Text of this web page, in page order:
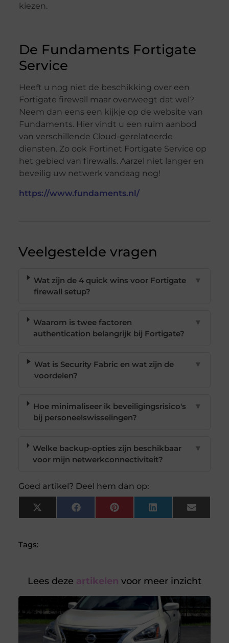
kiezen.
De Fundaments Fortigate
Service
Heeft u nog niet de beschikking over een
Fortigate firewall maar overweegt dat wel?
Neem dan eens een kijkje op de website van
Fundaments. Hier vindt u een ruim aanbod
van verschillende Cloud-gerelateerde
diensten. Zo ook Fortinet Fortigate Service op
het gebied van firewalls. Aarzel niet langer en
beveilig uw netwerk vandaag nog!
https://www.fundaments.nl/
Veelgestelde vragen
Wat zijn de 4 quick wins voor Fortigate
firewall setup?
▼
Waarom is twee factoren
authentication belangrijk bij Fortigate?
▼
Wat is Security Fabric en wat zijn de
voordelen?
▼
Hoe minimaliseer ik beveiligingsrisico's
bij personeelswisselingen?
▼
Welke backup-opties zijn beschikbaar
voor mijn netwerkconnectiviteit?
▼
Goed artikel? Deel hem dan op:
X
(Twitter)
FacebookPinterest LinkedIn Email
Tags:
Lees deze artikelen voor meer inzicht